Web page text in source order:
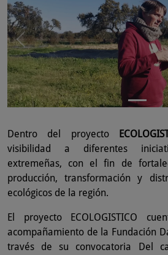
Dentro del proyecto
visibilidad a diferentes
extremeñas, con el fin de
producción, transformación y
ecológicos de la región.
El proyecto ECOLOGISTICO
acompañamiento de la Fundación
través de su convocatoria Del